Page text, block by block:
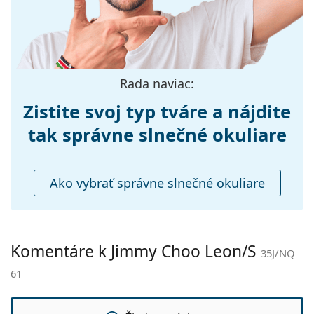
Šírka mostíka:
14 mm
Hmotnosť:
162 g
Nie
Príslušenstvo
Puzdro:
Áno
handrička:
Ostatné
Typ:
Dámske
Značka:
Jimmy Choo
35J/NQ 61
Rada naviac:
Zistite svoj typ tváre a nájdite
tak správne slnečné okuliare
Ako vybrať správne slnečné okuliare
Komentáre k Jimmy Choo Leon/S 35J/NQ
61